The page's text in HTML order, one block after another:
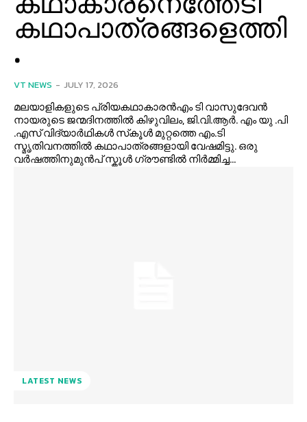
കഥാപാത്രങ്ങളെത്തി
.
VT NEWS - JULY 17, 2026
മലയാളികളുടെ പ്രിയകഥാകാരൻഎം ടി വാസുദേവൻ
നായരുടെ ജന്മദിനത്തിൽ കിഴുവിലം, ജി.വി.ആർ. എം യു .പി
.എസ് വിദ്യാർഥികൾ സ്‌കൂൾ മുറ്റത്തെ എം.ടി
സ്മൃതിവനത്തിൽ കഥാപാത്രങ്ങളായി വേഷമിട്ടു. ഒരു
വർഷത്തിനുമുൻപ് സ്കൂൾ ഗ്രൗണ്ടിൽ നിർമ്മിച്ച...
LATEST NEWS